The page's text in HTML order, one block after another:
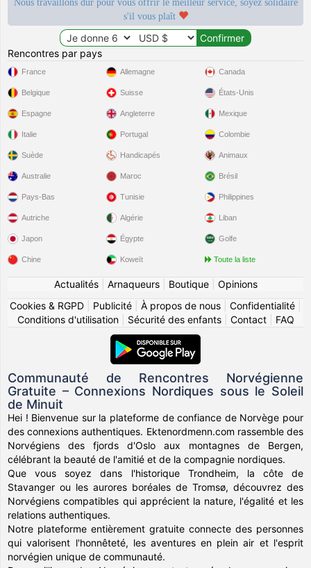
Nous travaillons dur pour vous offrir le meilleur service, soyez solidaire
s'il vous plaît
Rencontres par pays
France
Belgique
Espagne
Italie
Suède
Allemagne
Suisse
Angleterre
Portugal
Handicapés
Canada
États-Unis
Mexique
Colombie
Animaux
Australie
Pays-Bas
Autriche
Japon
Chine
Maroc
Tunisie
Algérie
Égypte
Koweït
Brésil
Philippines
Liban
Golfe
Toute la liste
Actualités| Arnaqueurs| Boutique| Opinions
Cookies & RGPD
Publicité À propos de nous Confidentialité
Conditions d'utilisation| Sécurité des enfants| Contact| FAQ
Communauté de Rencontres Norvégienne
Gratuite – Connexions Nordiques sous le Soleil
de Minuit
Hei ! Bienvenue sur la plateforme de confiance de Norvège pour
des connexions authentiques. Ektenordmenn.com rassemble des
Norvégiens des fjords d'Oslo aux montagnes de Bergen,
célébrant la beauté de l'amitié et de la compagnie nordiques.
Que vous soyez dans l'historique Trondheim, la côte de
Stavanger ou les aurores boréales de Tromsø, découvrez des
Norvégiens compatibles qui apprécient la nature, l'égalité et les
relations authentiques.
Notre plateforme entièrement gratuite connecte des personnes
qui valorisent l'honnêteté, les aventures en plein air et l'esprit
norvégien unique de communauté.